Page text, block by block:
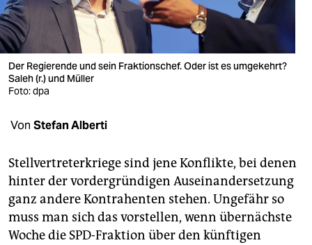
verlag
verlag
veranstaltungen
shop
fragen & hilfe
abo
genossenschaft
epaper login
Der Regierende und sein Fraktionschef. Oder ist es umgekehrt?
Saleh (r.) und Müller
Foto: dpa
Von Stefan Alberti
Stellvertreterkriege sind jene Konflikte, bei denen
hinter der vordergründigen Auseinandersetzung
ganz andere Kontrahenten stehen. Ungefähr so
muss man sich das vorstellen, wenn übernächste
Woche die SPD-Fraktion über den künftigen